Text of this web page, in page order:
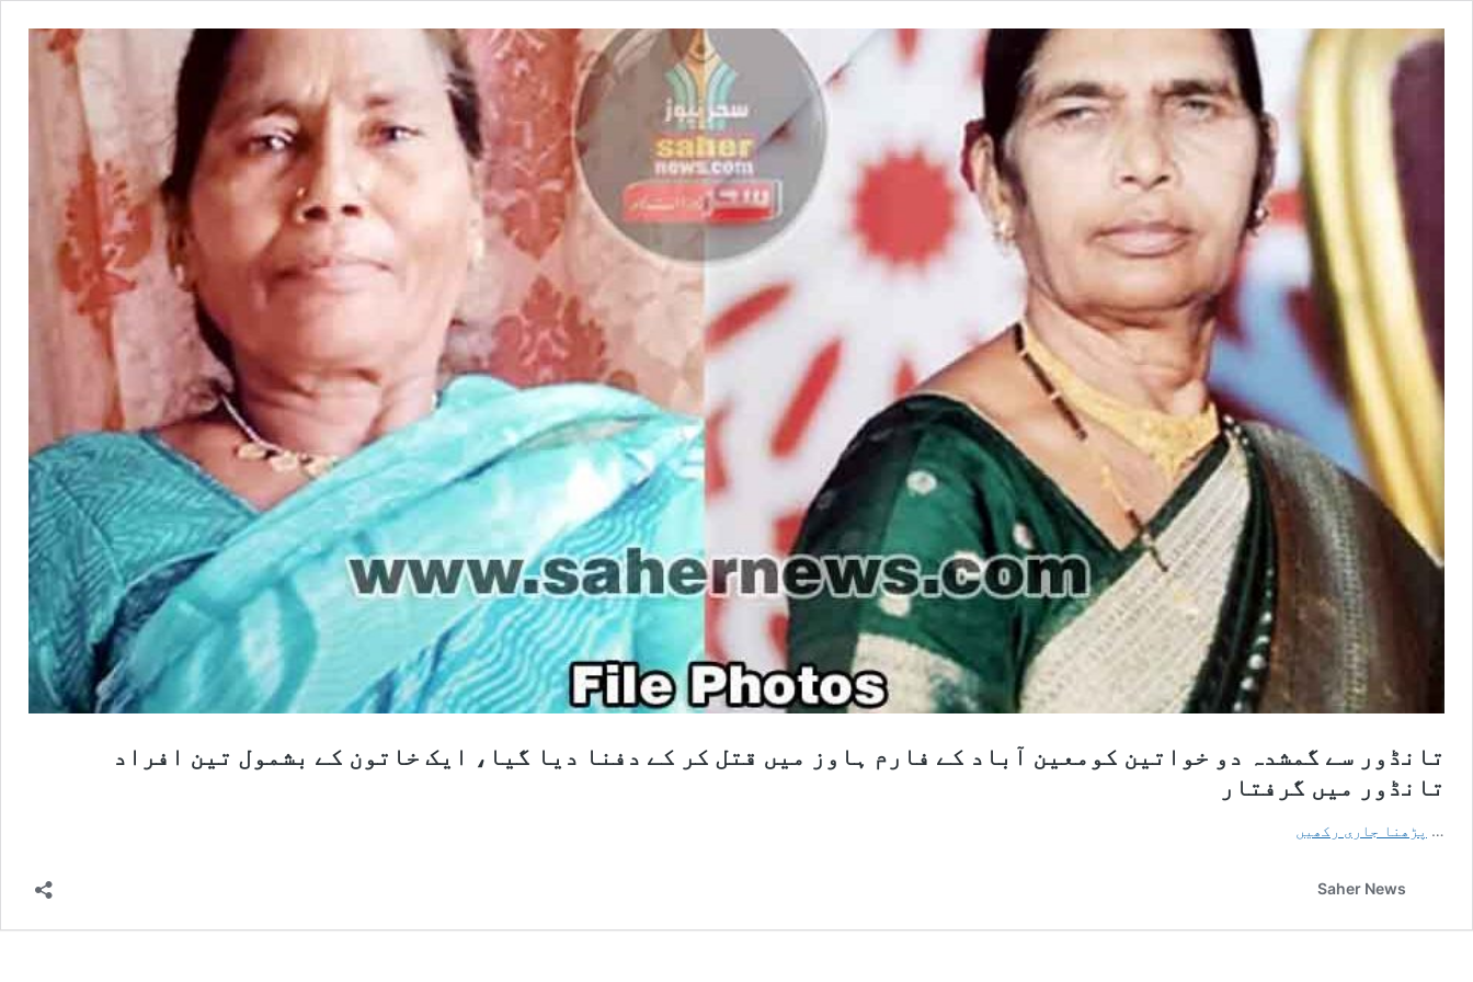
تانڈور سے گمشدہ دو خواتین کومعین آباد کے فارم ہاوز میں قتل کر کے دفنا دیا گیا، ایک خاتون کے بشمول تین افراد
تانڈور میں گرفتار
… پڑھنا جاری رکھیں
Saher News